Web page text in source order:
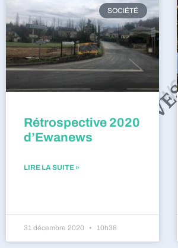
SOCIÉTÉ
Rétrospective 2020
d’Ewanews
LIRE LA SUITE »
31 décembre 2020 10h38